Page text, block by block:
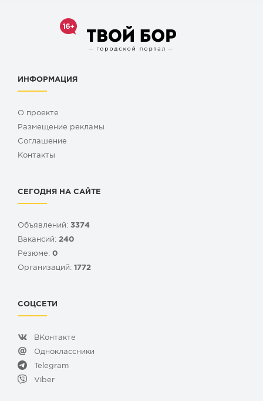
ИНФОРМАЦИЯ
О проекте
Размещение рекламы
Cоглашение
Контакты
СЕГОДНЯ НА САЙТЕ
Объявлений: 3374
Вакансий: 240
Резюме: 0
Организаций: 1772
СОЦСЕТИ
ВКонтакте
Одноклассники
Telegram
Viber